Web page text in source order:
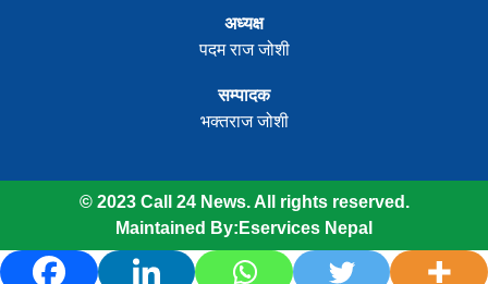
अध्यक्ष
पदम राज जोशी
सम्पादक
भक्तराज जोशी
© 2023 Call 24 News. All rights reserved.
Maintained By: Eservices Nepal